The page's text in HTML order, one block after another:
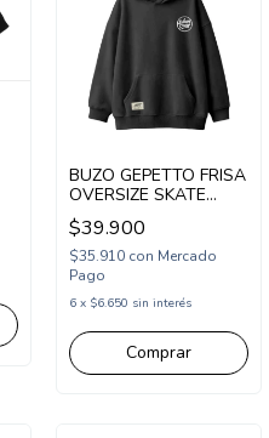
BUZO GEPETTO FRISA
OVERSIZE SKATE
(GT297323)
$39.900
$35.910 con Mercado
Pago
6 x $6.650 sin interés
Comprar